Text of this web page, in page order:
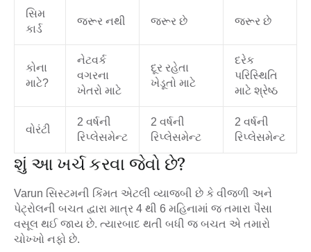
સિમ
કાર્ડ
જરૂર નથી જરૂર છે જરૂર છે
કોના
માટે?
નેટવર્ક
વગરના
ખેતરો માટે
દૂર રહેતા
ખેડૂતો માટે
દરેક
પરિસ્થિતિ
માટે શ્રેષ્ઠ
વોરંટી
2 વર્ષની
રિપ્લેસમેન્ટ
2 વર્ષની
રિપ્લેસમેન્ટ
2 વર્ષની
રિપ્લેસમેન્ટ
શું આ ખર્ચ કરવા જેવો છે?
Varun સિસ્ટમની કિંમત એટલી વ્યાજબી છે કે વીજળી અને
પેટ્રોલની બચત દ્વારા માત્ર 4 થી 6 મહિનામાં જ તમારા પૈસા
વસૂલ થઈ જાય છે. ત્યારબાદ થતી બધી જ બચત એ તમારો
ચોખ્ખો નફો છે.